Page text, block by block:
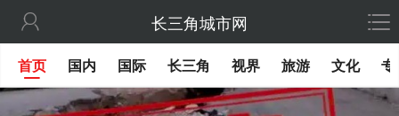
 长三角城市网
首页 国内 国际 长三角 视界 旅游 文化 专